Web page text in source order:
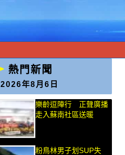
熱門新聞
2026年8月6日
樂齡逗陣行 正聲廣播
走入蘇南社區送暖
粉鳥林男子划SUP失